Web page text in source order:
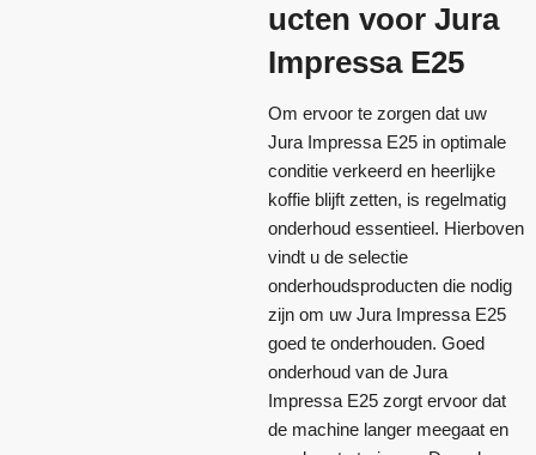
ucten voor Jura
Impressa E25
Om ervoor te zorgen dat uw
Jura Impressa E25 in optimale
conditie verkeerd en heerlijke
koffie blijft zetten, is regelmatig
onderhoud essentieel. Hierboven
vindt u de selectie
onderhoudsproducten die nodig
zijn om uw Jura Impressa E25
goed te onderhouden. Goed
onderhoud van de Jura
Impressa E25 zorgt ervoor dat
de machine langer meegaat en